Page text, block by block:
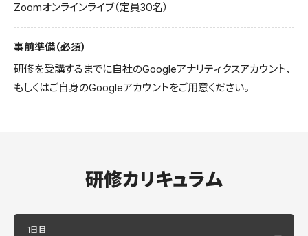
Zoomオンラインライブ（定員30名）
事前準備（必須）
研修を受講するまでに自社のGoogleアナリティクスアカウント、
もしくはご自身のGoogleアカウントをご用意ください。
研修カリキュラム
1日目